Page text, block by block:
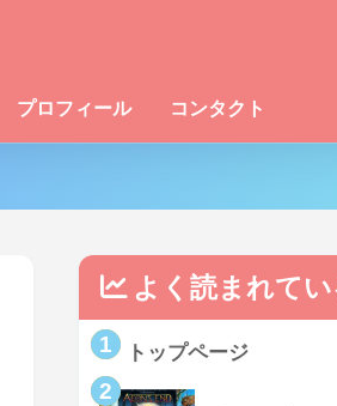
プロフィール コンタクト
よく読まれて
1 トップページ
2